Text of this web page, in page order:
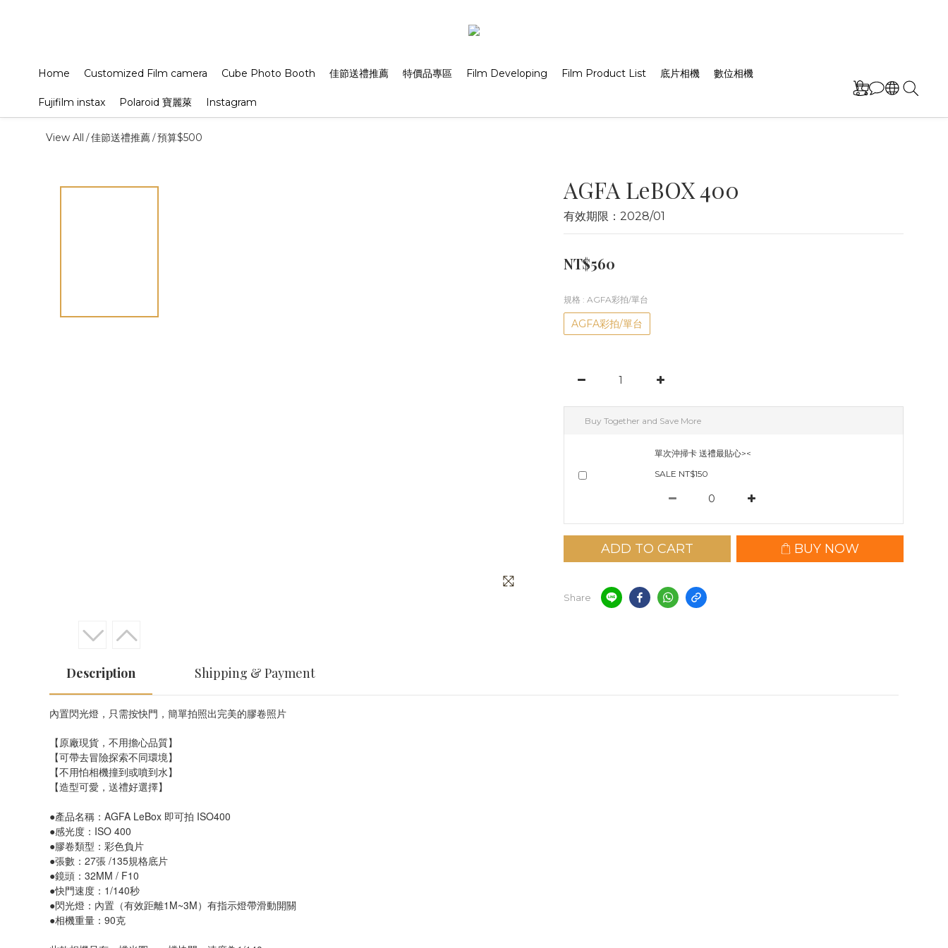
Home Customized Film camera Cube Photo Booth 佳節送禮推薦 特價品專區 Film Developing Film Product List 底片相機 數位相機
Fujifilm instax Polaroid 寶麗萊 Instagram
View All /佳節送禮推薦/預算$500
AGFA LeBOX 400
有效期限：2028/01
NT$560
規格 : AGFA彩拍/單台
AGFA彩拍/單台
Buy Together and Save More
單次沖掃卡 送禮最貼心><
SALE NT$150
ADD TO CART BUY NOW
Share
Description Shipping & Payment
內置閃光燈，只需按快門，簡單拍照出完美的膠卷照片
【原廠現貨，不用擔心品質】
【可帶去冒險探索不同環境】
【不用怕相機撞到或噴到水】
【造型可愛，送禮好選擇】
●產品名稱：AGFA LeBox 即可拍 ISO400
●感光度：ISO 400
●膠卷類型：彩色負片
●張數：27張 /135規格底片
●鏡頭：32MM / F10
●快門速度：1/140秒
●閃光燈：內置（有效距離1M~3M）有指示燈帶滑動開關
●相機重量：90克